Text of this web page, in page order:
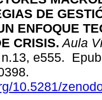
DE
ENFOQUE
CRISIS. Aula
e555.
10.5281/